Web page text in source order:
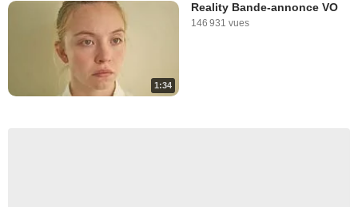
1:34
Reality Bande-annonce VO
146 931 vues